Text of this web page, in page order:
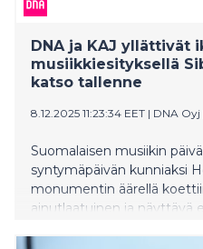
DNA ja KAJ yllättivät
musiikkiesityksellä
katso tallenne
8.12.2025 11:23:34 EET | DNA Oyj
Suomalaisen musiikin
syntymäpäivän kunniaksi
monumentin äärellä
ainutlaatuinen ja näyttävä